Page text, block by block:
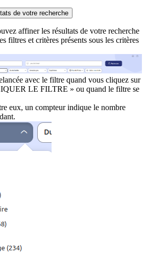
de votre recherche
affiner les résultats de votre recherche
filtres et critères présents sous les critères
avec le filtre quand vous cliquez sur
LE FILTRE » ou quand le filtre se
eux, un compteur indique le nombre